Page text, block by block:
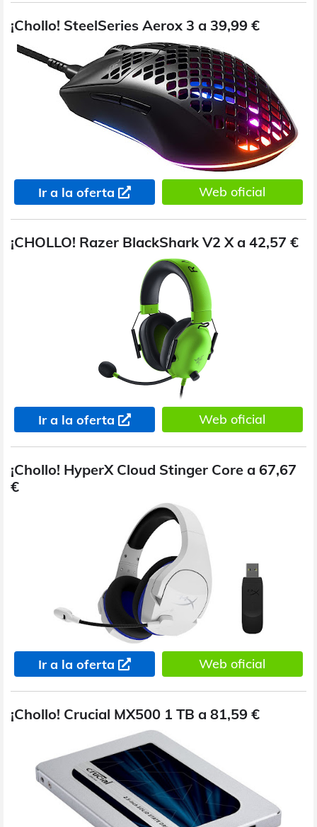
¡Chollo! SteelSeries Aerox 3 a 39,99 €
Ir a la oferta Web oficial
¡CHOLLO! Razer BlackShark V2 X a 42,57 €
Ir a la oferta Web oficial
¡Chollo! HyperX Cloud Stinger Core a 67,67
€
Ir a la oferta Web oficial
¡Chollo! Crucial MX500 1 TB a 81,59 €